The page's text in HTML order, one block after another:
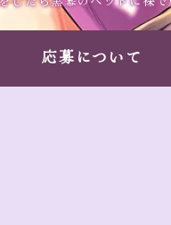
応募について